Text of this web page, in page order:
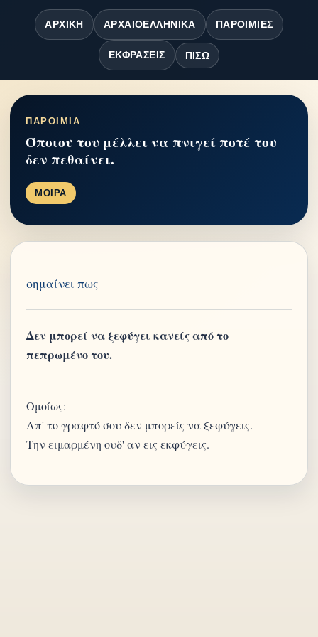
ΑΡΧΙΚΉ ΑΡΧΑΙΟΕΛΛΗΝΙΚΆ ΠΑΡΟΙΜΊΕΣ
ΕΚΦΡΆΣΕΙΣ ΠΊΣΩ
ΠΑΡΟΙΜΙΑ
Όποιου του μέλλει να πνιγεί ποτέ του
δεν πεθαίνει.
ΜΟΙΡΑ
σημαίνει πως
Δεν μπορεί να ξεφύγει κανείς από το
πεπρωμένο του.
Ομοίως:
Απ' το γραφτό σου δεν μπορείς να ξεφύγεις.
Την ειμαρμένη ουδ' αν εις εκφύγεις.